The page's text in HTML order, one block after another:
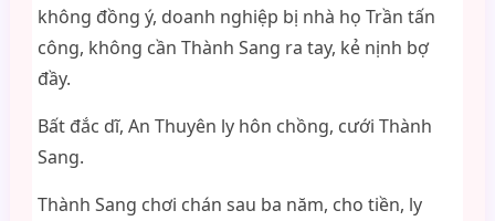
không đồng ý, doanh nghiệp bị nhà họ Trần tấn
công, không cần Thành Sang ra tay, kẻ nịnh bợ
đầy.
Bất đắc dĩ, An Thuyên ly hôn chồng, cưới Thành
Sang.
Thành Sang chơi chán sau ba năm, cho tiền, ly